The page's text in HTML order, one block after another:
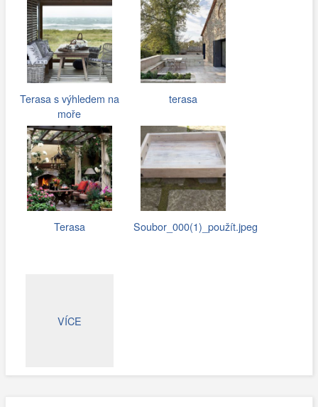
Terasa s výhledem na
moře
terasa
Terasa Soubor_000(1)_použít.jpeg
VÍCE